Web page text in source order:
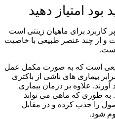
امتیاز دهید
کاربرد برای ماهیان زینتی است
و از چند عنصر طبیعی با خاصیت
های طبیعی است که به صورت مکمل عمل
بیماری های ناشی از باکتری
آورند. علاوه بر درمان بیماری
به طوری که ماهی می تواند
را جذب کرده و در مقابل
شود.